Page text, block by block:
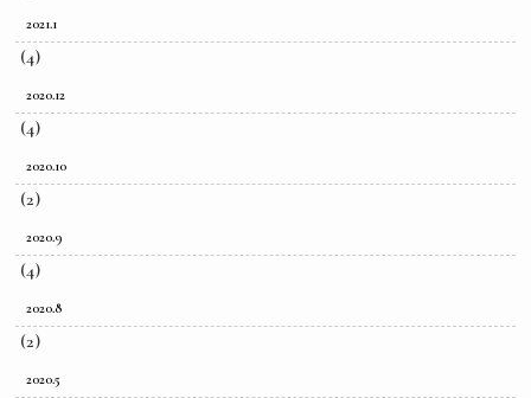
2021.1
(4)
2020.12
(4)
2020.10
(2)
2020.9
(4)
2020.8
(2)
2020.5